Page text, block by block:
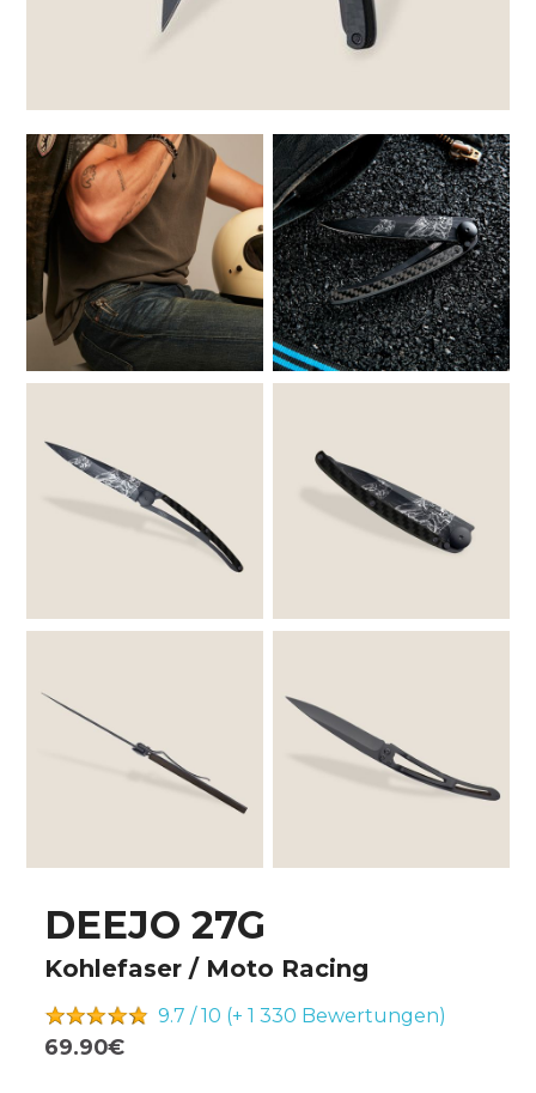
DEEJO 27G
Kohlefaser / Moto Racing
9.7 / 10 (+ 1 330 Bewertungen)
69.90€